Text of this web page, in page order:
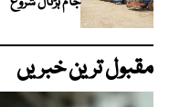
مقبول ترین خبریں